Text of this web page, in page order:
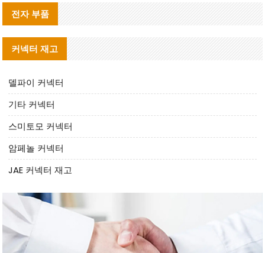
전자 부품
커넥터 재고
델파이 커넥터
기타 커넥터
스미토모 커넥터
암페놀 커넥터
JAE 커넥터 재고